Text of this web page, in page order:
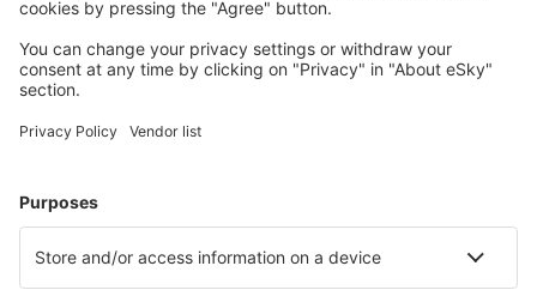
Wählen Sie aus über 1,3 Millionen Unterkünften: Hotels,
Meist gesuchte Hotels von eSky-Nutzern
Hotels in Ostrava Hotels in Český Krumlov